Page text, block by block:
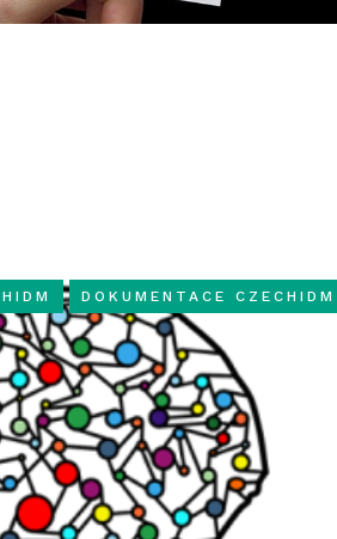
DOKUMENTACE CZECHIDM